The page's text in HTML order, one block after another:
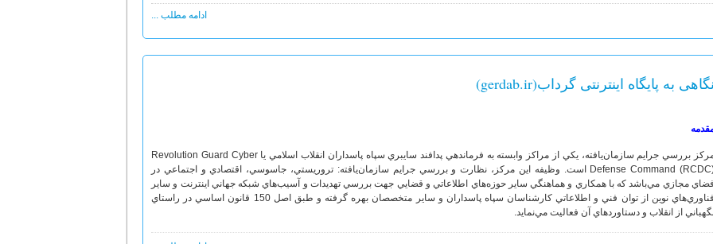
ادامه مطلب ...
نگاهی به پایگاه اینترنتی گرداب(gerdab.ir)
مركز بررسي جرایم سازمان‌يافته، يكي از مراكز وابسته به فرماندهي پدافند سايبري سپاه پاسداران انقلاب اسلامي يا Revolution Guard Cyber
Defense Command (RCDC) است. وظيفه اين مركز، نظارت و بررسي جرایم سازمان‌يافته: تروريستي، جاسوسي، اقتصادي و اجتماعي در
فضاي مجازي مي‌باشد كه با همكاري و هماهنگي ساير حوزه‌هاي اطلاعاتي و قضايي جهت بررسي تهديدات و آسيب‌هاي شبكه جهاني اينترنت و ساير
فناوري‌هاي نوين از توان فني و اطلاعاتي كارشناسان سپاه پاسداران و ساير متخصصان بهره گرفته و طبق اصل 150 قانون اساسي در راستاي
از انقلاب و دستاوردهاي آن فعاليت مي‌نمايد.